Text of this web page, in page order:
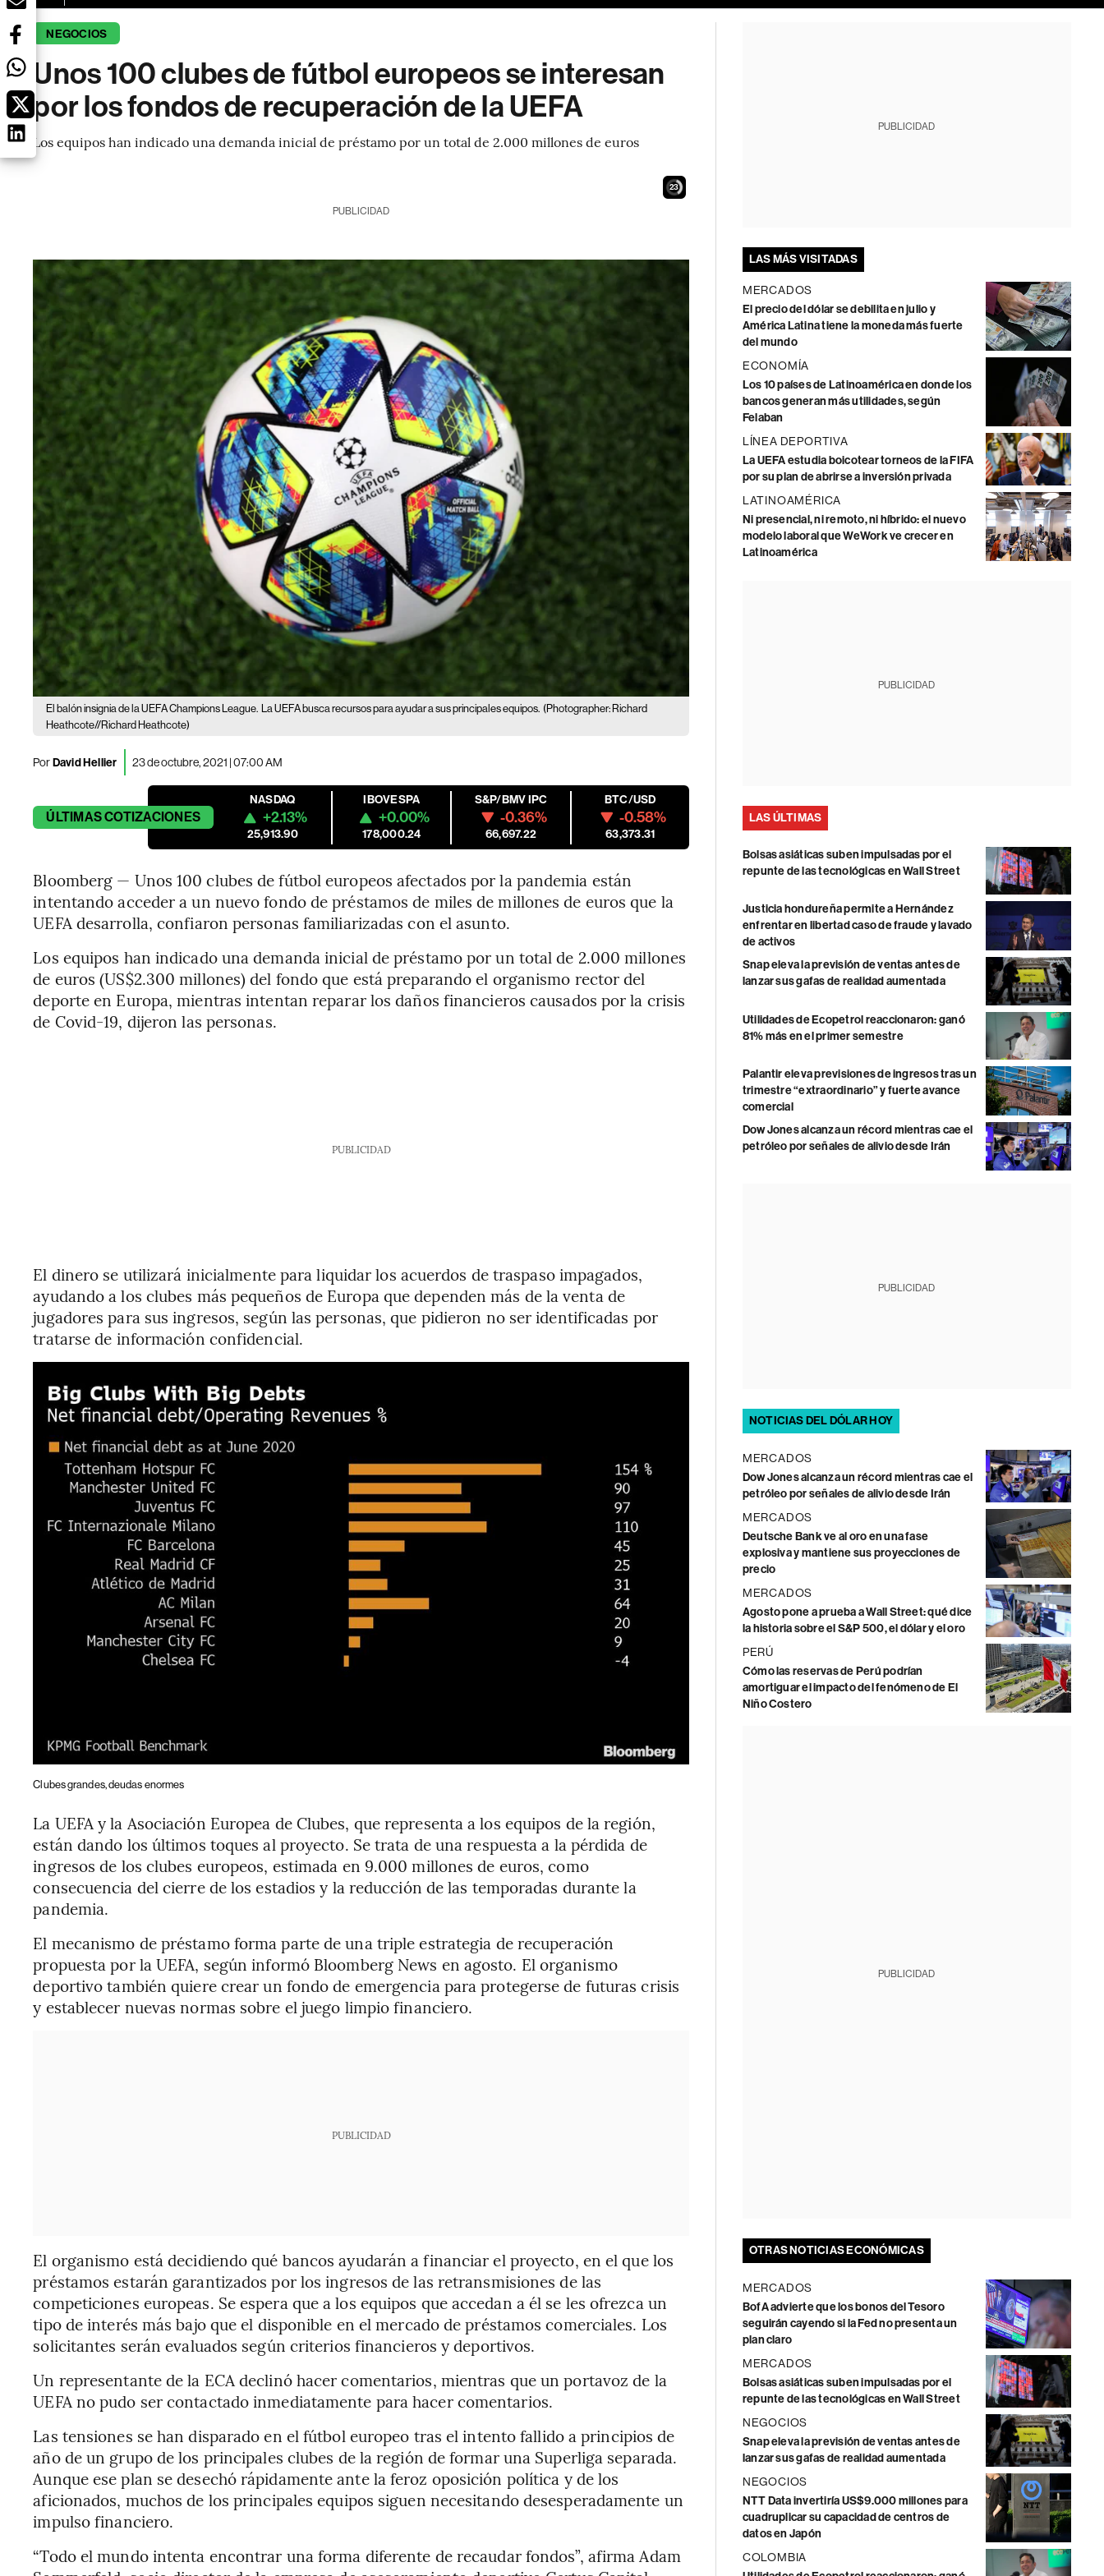
NEGOCIOS
Unos 100 clubes de fútbol europeos se interesan
por los fondos de recuperación de la UEFA
Los equipos han indicado una demanda inicial de préstamo por un total de 2.000 millones de euros
21
PUBLICIDAD
El balón insignia de la UEFA Champions League. La UEFA busca recursos para ayudar a sus principales equipos. (Photographer: Richard
Heathcote//Richard Heathcote)
PorDavid Hellier 23 de octubre, 2021 | 07:00 AM
ÚLTIMASCOTIZACIONES
NASDAQ
+2.13%
25,913.90
IBOVESPA
+0.00%
178,000.24
S&P/BMV IPC
-0.36%
66,697.22
BTC/USD
-0.58%
63,373.31
Bloomberg — Unos 100 clubes de fútbol europeos afectados por la pandemia están
intentando acceder a un nuevo fondo de préstamos de miles de millones de euros que la
UEFA desarrolla, confiaron personas familiarizadas con el asunto.
Los equipos han indicado una demanda inicial de préstamo por un total de 2.000 millones
de euros (US$2.300 millones) del fondo que está preparando el organismo rector del
deporte en Europa, mientras intentan reparar los daños financieros causados por la crisis
de Covid-19, dijeron las personas.
PUBLICIDAD
El dinero se utilizará inicialmente para liquidar los acuerdos de traspaso impagados,
ayudando a los clubes más pequeños de Europa que dependen más de la venta de
jugadores para sus ingresos, según las personas, que pidieron no ser identificadas por
tratarse de información confidencial.
Clubes grandes, deudas enormes
La UEFA y la Asociación Europea de Clubes, que representa a los equipos de la región,
están dando los últimos toques al proyecto. Se trata de una respuesta a la pérdida de
ingresos de los clubes europeos, estimada en 9.000 millones de euros, como
consecuencia del cierre de los estadios y la reducción de las temporadas durante la
pandemia.
El mecanismo de préstamo forma parte de una triple estrategia de recuperación
propuesta por la UEFA, según informó Bloomberg News en agosto. El organismo
deportivo también quiere crear un fondo de emergencia para protegerse de futuras crisis
y establecer nuevas normas sobre el juego limpio financiero.
PUBLICIDAD
El organismo está decidiendo qué bancos ayudarán a financiar el proyecto, en el que los
préstamos estarán garantizados por los ingresos de las retransmisiones de las
competiciones europeas. Se espera que a los equipos que accedan a él se les ofrezca un
tipo de interés más bajo que el disponible en el mercado de préstamos comerciales. Los
solicitantes serán evaluados según criterios financieros y deportivos.
Un representante de la ECA declinó hacer comentarios, mientras que un portavoz de la
UEFA no pudo ser contactado inmediatamente para hacer comentarios.
Las tensiones se han disparado en el fútbol europeo tras el intento fallido a principios de
año de un grupo de los principales clubes de la región de formar una Superliga separada.
Aunque ese plan se desechó rápidamente ante la feroz oposición política y de los
aficionados, muchos de los principales equipos siguen necesitando desesperadamente un
impulso financiero.
“Todo el mundo intenta encontrar una forma diferente de recaudar fondos”, afirma Adam
PUBLICIDAD
LAS MÁS VISITADAS
MERCADOS
El precio del dólar se debilita en julio y
América Latina tiene la moneda más fuerte
del mundo
ECONOMÍA
Los 10 países de Latinoamérica en donde los
bancos generan más utilidades, según
Felaban
LÍNEA DEPORTIVA
La UEFA estudia boicotear torneos de la FIFA
por su plan de abrirse a inversión privada
LATINOAMÉRICA
Ni presencial, ni remoto, ni híbrido: el nuevo
modelo laboral que WeWork ve crecer en
Latinoamérica
PUBLICIDAD
LAS ÚLTIMAS
Bolsas asiáticas suben impulsadas por el
repunte de las tecnológicas en Wall Street
Justicia hondureña permite a Hernández
enfrentar en libertad caso de fraude y lavado
de activos
Snap eleva la previsión de ventas antes de
lanzar sus gafas de realidad aumentada
Utilidades de Ecopetrol reaccionaron: ganó
81% más en el primer semestre
Palantir eleva previsiones de ingresos tras un
trimestre “extraordinario” y fuerte avance
comercial
Dow Jones alcanza un récord mientras cae el
petróleo por señales de alivio desde Irán
PUBLICIDAD
NOTICIAS DEL DÓLAR HOY
MERCADOS
Dow Jones alcanza un récord mientras cae el
petróleo por señales de alivio desde Irán
MERCADOS
Deutsche Bank ve al oro en una fase
explosiva y mantiene sus proyecciones de
precio
MERCADOS
Agosto pone a prueba a Wall Street: qué dice
la historia sobre el S&P 500, el dólar y el oro
PERÚ
Cómo las reservas de Perú podrían
amortiguar el impacto del fenómeno de El
Niño Costero
PUBLICIDAD
OTRAS NOTICIAS ECONÓMICAS
MERCADOS
BofA advierte que los bonos del Tesoro
seguirán cayendo si la Fed no presenta un
plan claro
MERCADOS
Bolsas asiáticas suben impulsadas por el
repunte de las tecnológicas en Wall Street
NEGOCIOS
Snap eleva la previsión de ventas antes de
lanzar sus gafas de realidad aumentada
NEGOCIOS
NTT Data invertiría US$9.000 millones para
cuadruplicar su capacidad de centros de
datos en Japón
COLOMBIA